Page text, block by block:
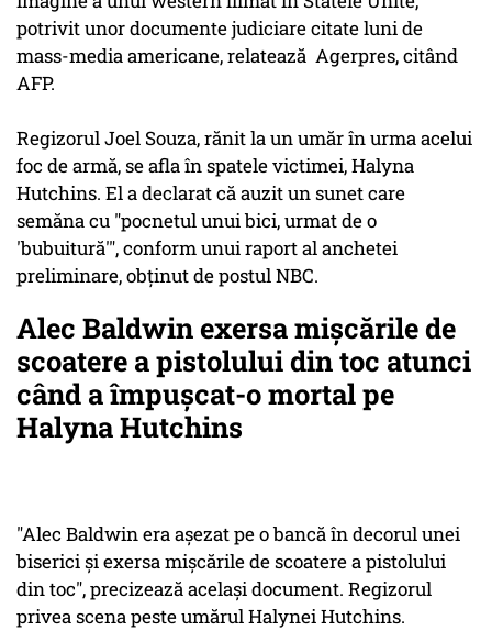
potrivit unor documente judiciare citate luni de
mass-media americane, relatează Agerpres, citând
AFP.
Regizorul Joel Souza, rănit la un umăr în urma acelui
foc de armă, se afla în spatele victimei, Halyna
Hutchins. El a declarat că auzit un sunet care
semăna cu "pocnetul unui bici, urmat de o
'bubuitură'", conform unui raport al anchetei
preliminare, obţinut de postul NBC.
Alec Baldwin exersa mişcările de
scoatere a pistolului din toc atunci
când a împușcat-o mortal pe
Halyna Hutchins
"Alec Baldwin era aşezat pe o bancă în decorul unei
biserici şi exersa mişcările de scoatere a pistolului
din toc", precizează acelaşi document. Regizorul
privea scena peste umărul Halynei Hutchins.